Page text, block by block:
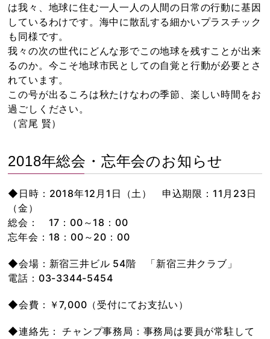
は我々、地球に住む一人一人の人間の日常の行動に基因
しているわけです。海中に散乱する細かいプラスチック
も同様です。
我々の次の世代にどんな形でこの地球を残すことが出来
るのか。今こそ地球市民としての自覚と行動が必要とさ
れています。
この号が出るころは秋たけなわの季節、楽しい時間をお
過ごしください。
（宮尾 賢）
2018年総会・忘年会のお知らせ
◆日時：2018年12月1日（土） 申込期限：11月23日
（金）
総会： 17：00～18：00
忘年会：18：00～20：00
◆会場：新宿三井ビル 54階 「新宿三井クラブ」
電話：03-3344-5454
◆会費：￥7,000（受付にてお支払い）
◆連絡先： チャンプ事務局：事務局は要員が常駐して